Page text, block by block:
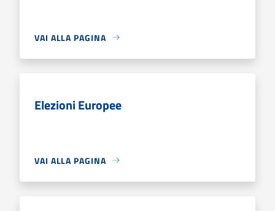
VAI ALLA PAGINA
Elezioni Europee
VAI ALLA PAGINA